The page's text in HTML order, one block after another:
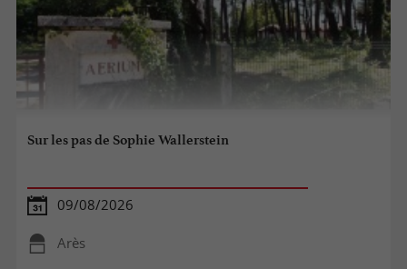
Sur les pas de Sophie Wallerstein
09/08/2026
Arès